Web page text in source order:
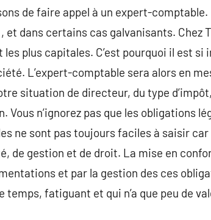
de faire appel à un expert-
dans certains cas galvanisants. Chez
les plus capitales. C’est pourquoi il est
L’expert-comptable sera alors en
situation de directeur, du type
Vous n’ignorez pas que les obligations
ne sont pas toujours faciles à saisir
de gestion et de droit. La mise en
et par la gestion des ces
fatiguant et qui n’a que peu de